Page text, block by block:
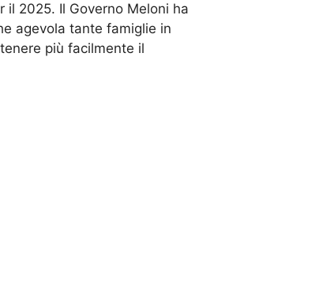
il 2025. Il Governo Meloni ha
agevola tante famiglie in
più facilmente il